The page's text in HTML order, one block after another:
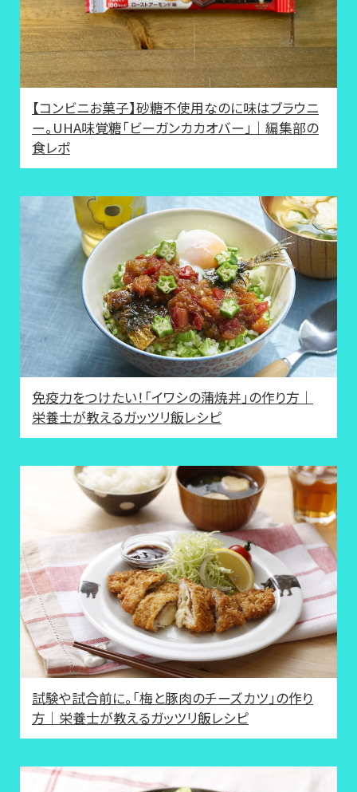
【コンビニお菓子】砂糖不使用なのに味はブラウニ
ー。UHA味覚糖「ビーガンカカオバー」｜編集部の
食レポ
免疫力をつけたい！「イワシの蒲焼丼」の作り方｜
栄養士が教えるガッツリ飯レシピ
試験や試合前に。「梅と豚肉のチーズカツ」の作り
方｜栄養士が教えるガッツリ飯レシピ